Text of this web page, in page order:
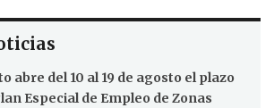
abre del 10 al 19 de agosto el plazo
Especial de Empleo de Zonas